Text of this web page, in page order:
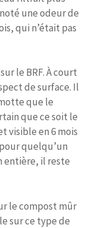
une odeur de
qui n’était pas
le BRF. À court
de surface. Il
que le
que ce soit le
visible en 6 mois
quelqu’un
entière, il reste
le compost mûr
sur ce type de